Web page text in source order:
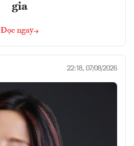
gia
Đọc ngay
22:18, 07/08/2026